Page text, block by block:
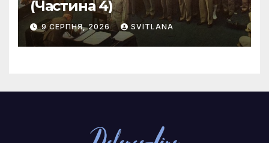
(Частина 4)
9 СЕРПНЯ, 2026 SVITLANA